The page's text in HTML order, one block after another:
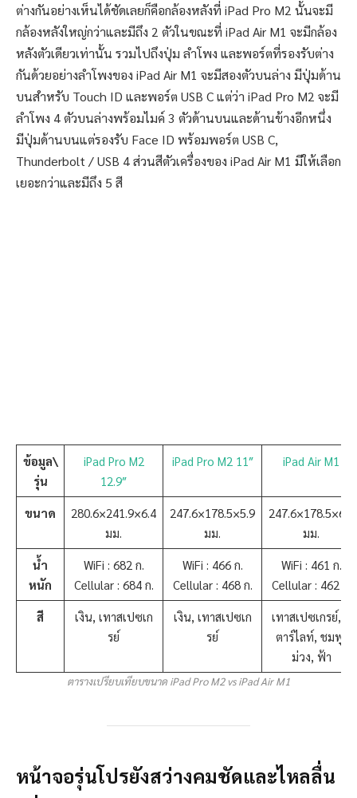
ต่างกันอย่างเห็นได้ชัดเลยก็คือกล้องหลังที่ iPad Pro M2 นั้นจะมี
กล้องหลังใหญ่กว่าและมีถึง 2 ตัวในขณะที่ iPad Air M1 จะมีกล้อง
หลังตัวเดียวเท่านั้น รวมไปถึงปุ่ม ลำโพง และพอร์ตที่รองรับต่าง
กันด้วยอย่างลำโพงของ iPad Air M1 จะมีสองตัวบนล่าง มีปุ่มด้าน
บนสำหรับ Touch ID และพอร์ต USB C แต่ว่า iPad Pro M2 จะมี
ลำโพง 4 ตัวบนล่างพร้อมไมค์ 3 ตัวด้านบนและด้านข้างอีกหนึ่ง
มีปุ่มด้านบนแต่รองรับ Face ID พร้อมพอร์ต USB C,
Thunderbolt / USB 4 ส่วนสีตัวเครื่องของ iPad Air M1 มีให้เลือก
เยอะกว่าและมีถึง 5 สี
ข้อมูล\
รุ่น
iPad Pro M2
12.9″
iPad Pro M2 11″ iPad Air M1
ขนาด
280.6×241.9×6.4
มม.
247.6×178.5×5.9
มม.
247.6×178.5×6.1
มม.
น้ำ
หนัก
WiFi : 682 ก.
Cellular : 684 ก.
WiFi : 466 ก.
Cellular : 468 ก.
WiFi : 461 ก.
Cellular : 462 ก.
สี
เงิน, เทาสเปซเก
รย์
เงิน, เทาสเปซเก
รย์
เทาสเปซเกรย์, ส
ตาร์ไลท์, ชมพู,
ม่วง, ฟ้า
ตารางเปรียบเทียบขนาด iPad Pro M2 vs iPad Air M1
หน้าจอรุ่นโปรยังสว่างคมชัดและไหลลื่น